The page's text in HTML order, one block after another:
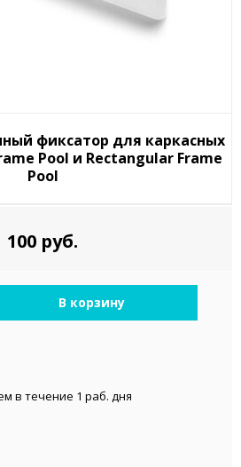
фиксатор для каркасных
Pool и Rectangular Frame
Pool
100 руб.
В корзину
в течение 1 раб. дня